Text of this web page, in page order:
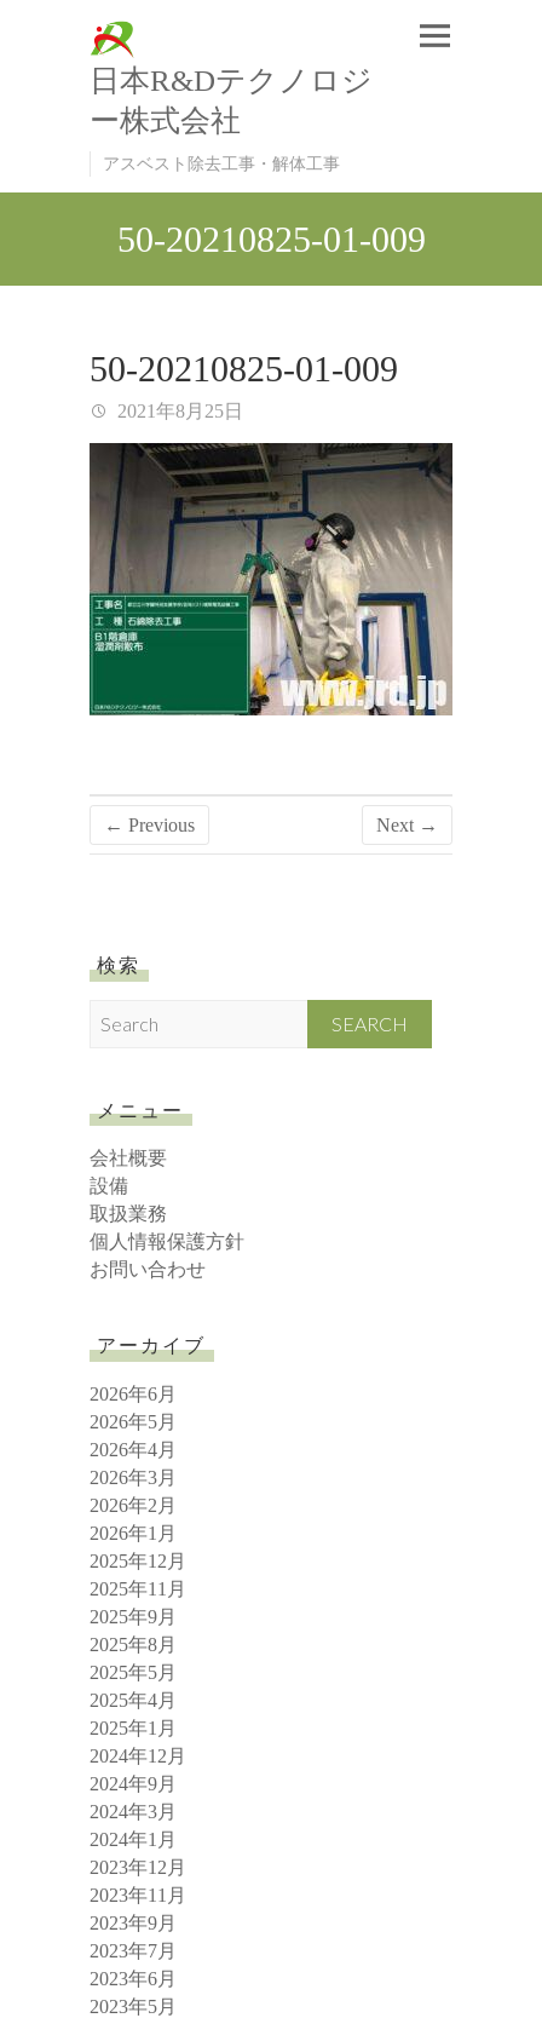
日本R&Dテクノロジ
ー株式会社
アスベスト除去工事・解体工事
50-20210825-01-009
50-20210825-01-009
2021年8月25日
← Previous Next →
検索
c
h
メニュー
会社概要
設備
取扱業務
個人情報保護方針
お問い合わせ
アーカイブ
2026年6月
2026年5月
2026年4月
2026年3月
2026年2月
2026年1月
2025年12月
2025年11月
2025年9月
2025年8月
2025年5月
2025年4月
2025年1月
2024年12月
2024年9月
2024年3月
2024年1月
2023年12月
2023年11月
2023年9月
2023年7月
2023年6月
2023年5月